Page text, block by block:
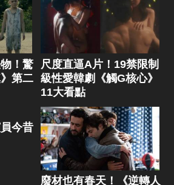
！驚
第二
尺度直逼A片！19禁限制
級性愛韓劇《觸G核心》
11大看點
今昔
廢材也有春天！《逆轉人